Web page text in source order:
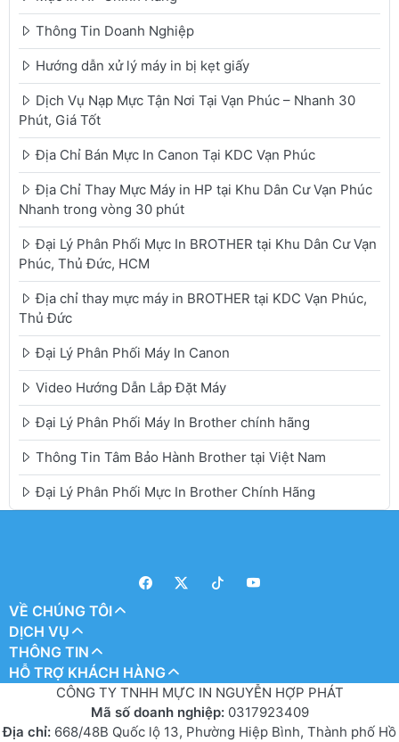
Thông Tin Doanh Nghiệp
Hướng dẫn xử lý máy in bị kẹt giấy
Dịch Vụ Nạp Mực Tận Nơi Tại Vạn Phúc – Nhanh 30
Phút, Giá Tốt
Địa Chỉ Bán Mực In Canon Tại KDC Vạn Phúc
Địa Chỉ Thay Mực Máy in HP tại Khu Dân Cư Vạn Phúc
Nhanh trong vòng 30 phút
Đại Lý Phân Phối Mực In BROTHER tại Khu Dân Cư Vạn
Phúc, Thủ Đức, HCM
Địa chỉ thay mực máy in BROTHER tại KDC Vạn Phúc,
Thủ Đức
Đại Lý Phân Phối Máy In Canon
Video Hướng Dẫn Lắp Đặt Máy
Đại Lý Phân Phối Máy In Brother chính hãng
Thông Tin Tâm Bảo Hành Brother tại Việt Nam
Đại Lý Phân Phối Mực In Brother Chính Hãng
VỀ CHÚNG TÔI
DỊCH VỤ
THÔNG TIN
HỖ TRỢ KHÁCH HÀNG
CÔNG TY TNHH MỰC IN NGUYỄN HỢP PHÁT
Mã số doanh nghiệp: 0317923409
Địa chỉ: 668/48B Quốc lộ 13, Phường Hiệp Bình, Thành phố Hồ